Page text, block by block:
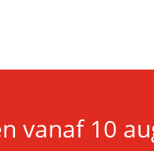
vanaf 10